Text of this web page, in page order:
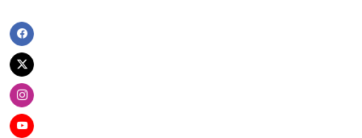
Facebook
Twitter
Instagram
Youtube